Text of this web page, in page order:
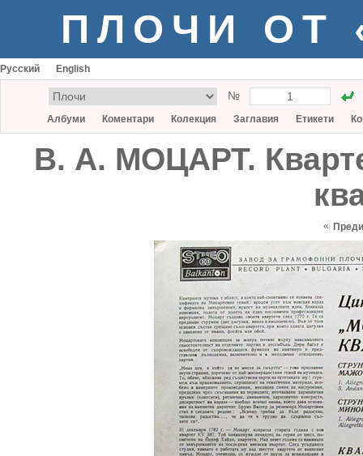
ПЛОЧИ ОТ
Русский English
№
Албуми Коментари Колекция Заглавия Етикети
В. А. МОЦАРТ.
«